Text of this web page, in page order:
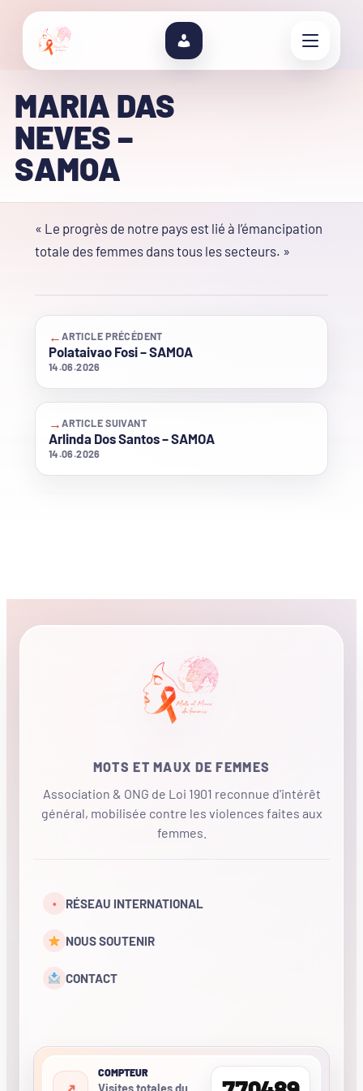
MARIA DAS
NEVES –
SAMOA
« Le progrès de notre pays est lié à l’émancipation
totale des femmes dans tous les secteurs. »
←ARTICLE PRÉCÉDENT
Polataivao Fosi – SAMOA
14.06.2026
→ARTICLE SUIVANT
Arlinda Dos Santos – SAMOA
14.06.2026
MOTS ET MAUX DE FEMMES
Association & ONG de Loi 1901 reconnue d'intérêt
général, mobilisée contre les violences faites aux
femmes.
• RÉSEAU INTERNATIONAL
NOUS SOUTENIR
CONTACT
COMPTEUR
Visites totales du